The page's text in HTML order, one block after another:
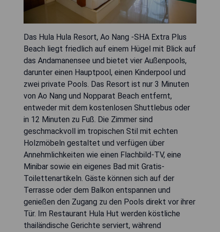
Das Hula Hula Resort, Ao Nang -SHA Extra Plus
Beach liegt friedlich auf einem Hügel mit Blick auf
das Andamanensee und bietet vier Außenpools,
darunter einen Hauptpool, einen Kinderpool und
zwei private Pools. Das Resort ist nur 3 Minuten
von Ao Nang und Nopparat Beach entfernt,
entweder mit dem kostenlosen Shuttlebus oder
in 12 Minuten zu Fuß. Die Zimmer sind
geschmackvoll im tropischen Stil mit echten
Holzmöbeln gestaltet und verfügen über
Annehmlichkeiten wie einen Flachbild-TV, eine
Minibar sowie ein eigenes Bad mit Gratis-
Toilettenartikeln. Gäste können sich auf der
Terrasse oder dem Balkon entspannen und
genießen den Zugang zu den Pools direkt vor ihrer
Tür. Im Restaurant Hula Hut werden köstliche
thailändische Gerichte serviert, während